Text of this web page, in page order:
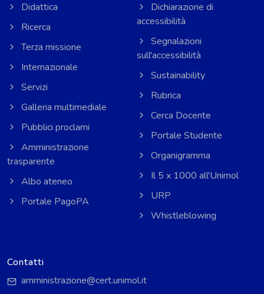
Didattica
Ricerca
Terza missione
Internazionale
Servizi
Galleria multimediale
Pubblici proclami
Amministrazione
trasparente
Albo ateneo
Portale PagoPA
Dichiarazione di
accessibilità
Segnalazioni
sull'accessibilità
Sustainability
Rubrica
Cerca Docente
Portale Studente
Organigramma
Il 5 x 1000 all'Unimol
URP
Whistleblowing
Contatti
amministrazione@cert.unimol.it